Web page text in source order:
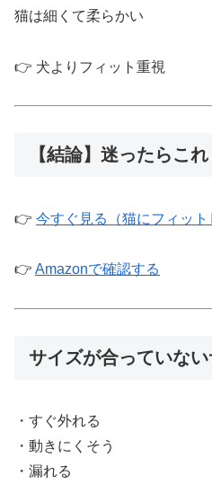
猫は細くて柔らかい
👉 犬よりフィット重視
【結論】迷ったらこれ
👉 今すぐ見る（猫にフィッ
👉 Amazonで確認する
サイズが合っていな
・すぐ外れる
・動きにくそう
・漏れる